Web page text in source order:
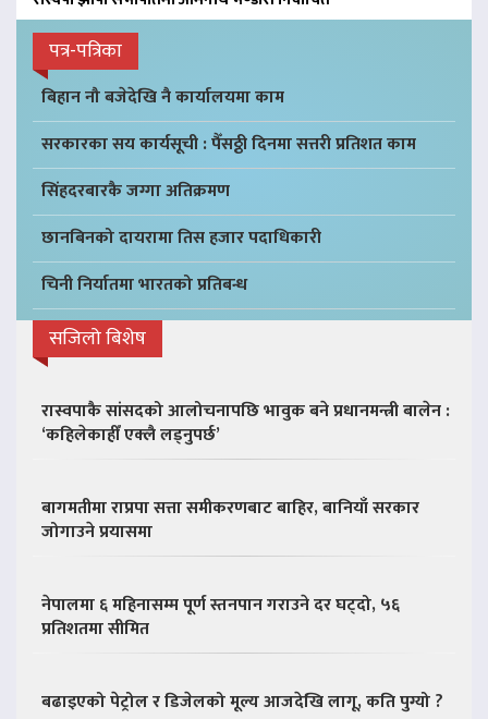
पत्र-पत्रिका
बिहान नौ बजेदेखि नै कार्यालयमा काम
सरकारका सय कार्यसूची : पैँसठ्ठी दिनमा सत्तरी प्रतिशत काम
सिंहदरबारकै जग्गा अतिक्रमण
छानबिनको दायरामा तिस हजार पदाधिकारी
चिनी निर्यातमा भारतको प्रतिबन्ध
सजिलो बिशेष
रास्वपाकै सांसदको आलोचनापछि भावुक बने प्रधानमन्त्री बालेन :
‘कहिलेकाहीँ एक्लै लड्नुपर्छ’
बागमतीमा राप्रपा सत्ता समीकरणबाट बाहिर, बानियाँ सरकार
जोगाउने प्रयासमा
नेपालमा ६ महिनासम्म पूर्ण स्तनपान गराउने दर घट्दो, ५६
प्रतिशतमा सीमित
बढाइएको पेट्रोल र डिजेलको मूल्य आजदेखि लागू, कति पुग्यो ?